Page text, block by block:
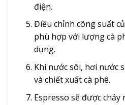
điện.
Điều chỉnh công suất
phù hợp với lượng cà
dụng.
Khi nước sôi, hơi nước
và chiết xuất cà phê.
Espresso sẽ được chảy